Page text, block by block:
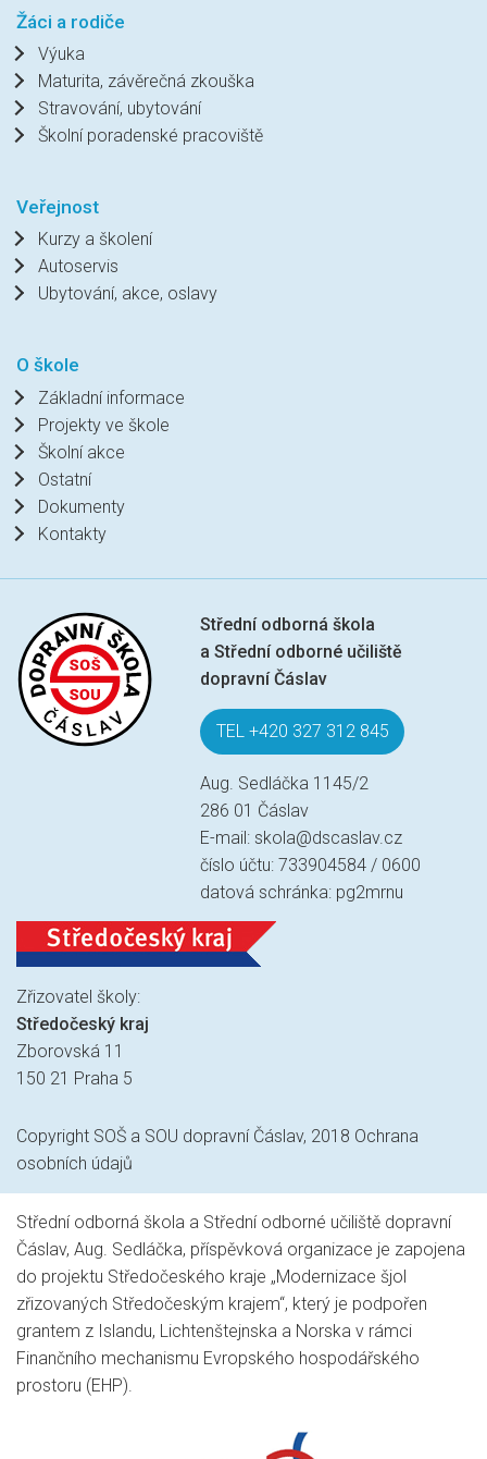
Žáci a rodiče
Výuka
Maturita, závěrečná zkouška
Stravování, ubytování
Školní poradenské pracoviště
Veřejnost
Kurzy a školení
Autoservis
Ubytování, akce, oslavy
O škole
Základní informace
Projekty ve škole
Školní akce
Ostatní
Dokumenty
Kontakty
Střední odborná škola
a Střední odborné učiliště
dopravní Čáslav
TEL +420 327 312 845
Aug. Sedláčka 1145/2
286 01 Čáslav
E-mail:skola@dscaslav.cz
číslo účtu: 733904584 / 0600
datová schránka: pg2mrnu
Zřizovatel školy:
Středočeský kraj
Zborovská 11
150 21 Praha 5
Copyright SOŠ a SOU dopravní Čáslav, 2018 Ochrana
osobních údajů
Střední odborná škola a Střední odborné učiliště dopravní
Čáslav, Aug. Sedláčka, příspěvková organizace je zapojena
do projektu Středočeského kraje „Modernizace šjol
zřizovaných Středočeským krajem“, který je podpořen
grantem z Islandu, Lichtenštejnska a Norska v rámci
Finančního mechanismu Evropského hospodářského
prostoru (EHP).